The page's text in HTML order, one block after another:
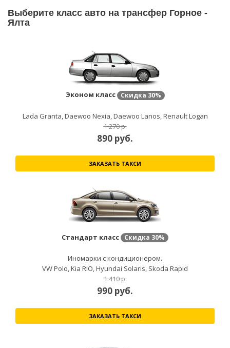
Выберите класс авто на трансфер Горное -
Ялта
Эконом класс Скидка 30%
Lada Granta, Daewoo Nexia, Daewoo Lanos, Renault Logan
1 270 р.
890 руб.
ЗАКАЗАТЬ ТАКСИ
Стандарт класс Скидка 30%
Иномарки с кондиционером.
VW Polo, Kia RIO, Hyundai Solaris, Skoda Rapid
1 410 р.
990 руб.
ЗАКАЗАТЬ ТАКСИ